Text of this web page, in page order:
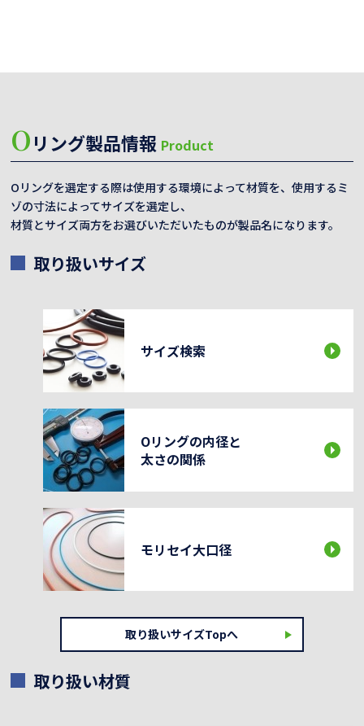
Oリング製品情報 Product
Oリングを選定する際は使用する環境によって材質を、使用するミ
ゾの寸法によってサイズを選定し、
材質とサイズ両方をお選びいただいたものが製品名になります。
取り扱いサイズ
サイズ検索
Oリングの内径と
太さの関係
モリセイ大口径
取り扱いサイズTopへ
取り扱い材質